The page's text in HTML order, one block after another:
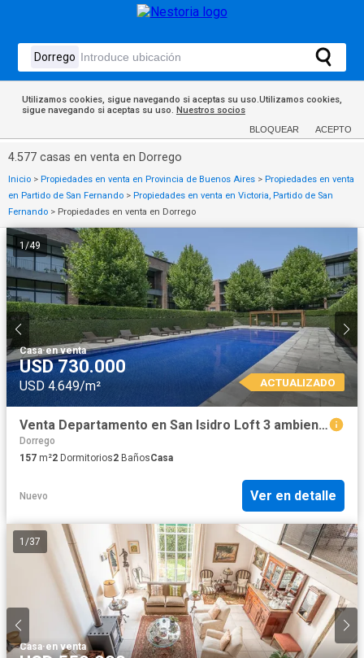
Utilizamos cookies, sigue navegando si aceptas su uso.Utilizamos cookies,
sigue navegando si aceptas su uso. Nuestros socios
BLOQUEAR ACEPTO
4.577 casas en venta en Dorrego
Inicio > Propiedades en venta en Provincia de Buenos Aires > Propiedades en venta
en Partido de San Fernando > Propiedades en venta en Victoria, Partido de San
Fernando > Propiedades en venta en Dorrego
1/49
Casa·en venta
USD 730.000
USD 4.649/m² ACTUALIZADO
Venta Departamento en San Isidro Loft 3 ambientes
Dorrego
157 m²2 Dormitorios2 BañosCasa
Nuevo Ver en detalle
1 /37
Casa·en venta